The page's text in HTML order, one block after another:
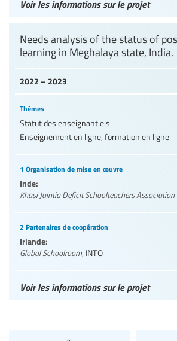
Voir les informations sur le projet
2022 – 2023
Needs analysis of the status of
learning in Meghalaya state, India.
Thèmes
Statut des enseignant.e.s
Enseignement en ligne, formation en ligne
1 Organisation de mise en œuvre
Inde:
Khasi Jaintia Deficit Schoolteachers Association
2 Partenaires de coopération
Irlande:
Global Schoolroom, INTO
Voir les informations sur le projet